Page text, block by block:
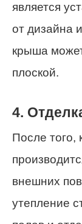
является
от дизайна
крыша
плоской.
4.
После того,
внешних
утепление